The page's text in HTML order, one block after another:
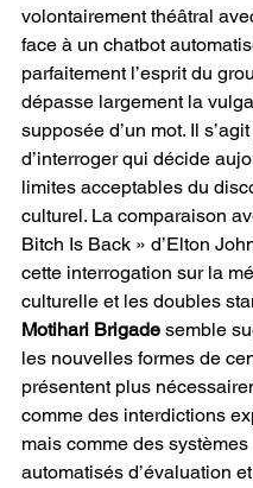
volontairement théâtral
face à un chatbot
parfaitement l’esprit du
dépasse largement la
supposée d’un mot. Il
d’interroger qui décide
limites acceptables du
culturel. La comparaison
Bitch Is Back » d’Elton
cette interrogation sur la
culturelle et les doubles
Motihari Brigade semble
les nouvelles formes de
présentent plus
comme des interdictions
mais comme des systèmes
automatisés d’évaluation